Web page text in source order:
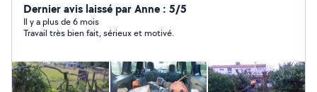
rénovation, construction, aménagement, peinture
(manuelle et pistolet), plomberie, nettoyage chantiers,
élagage, jardinage ... et sur demande. Réalisations sur
Dernier avis laissé par Anne : 5/5
Il y a plus de 6 mois
Travail très bien fait, sérieux et motivé.